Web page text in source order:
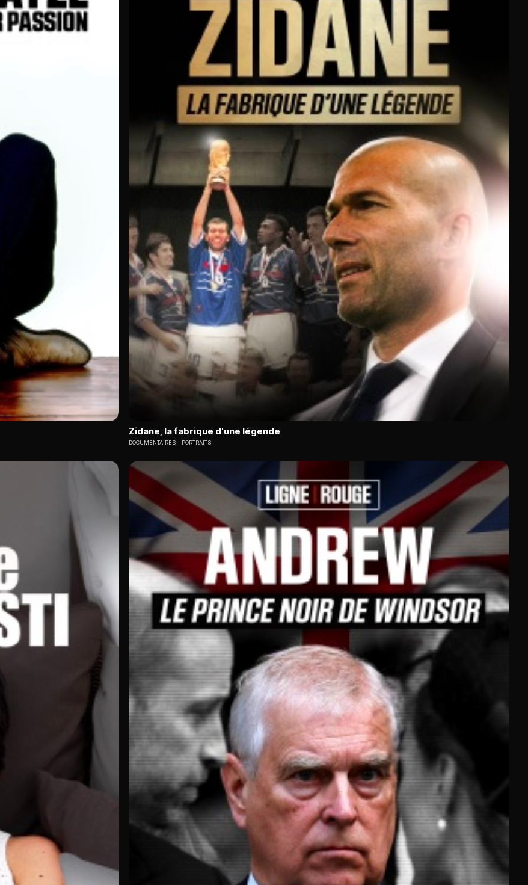
Zidane, la fabrique d'une légende
DOCUMENTAIRES PORTRAITS